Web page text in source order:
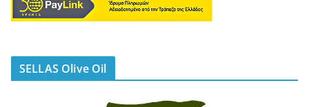
SELLAS Olive Oil